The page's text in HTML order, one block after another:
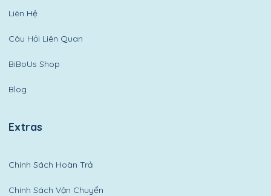
Liên Hệ
Câu Hỏi Liên Quan
BiBoUs Shop
Blog
Extras
Chính Sách Hoàn Trả
Chính Sách Vận Chuyển